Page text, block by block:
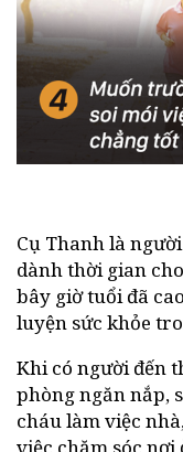
Cụ Thanh là
dành thời gian
bây giờ tuổi đã
luyện sức khỏe
Khi có người đến
phòng ngăn nắp,
cháu làm việc
việc chăm sóc nơi